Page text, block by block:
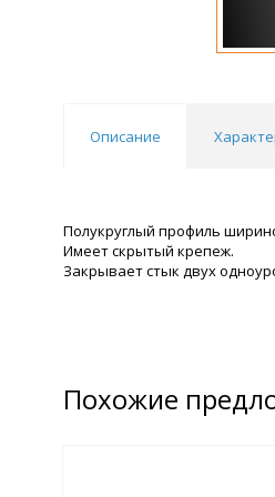
Описание
Полукруглый профиль
Имеет скрытый крепеж.
Закрывает стык двух
Похожие